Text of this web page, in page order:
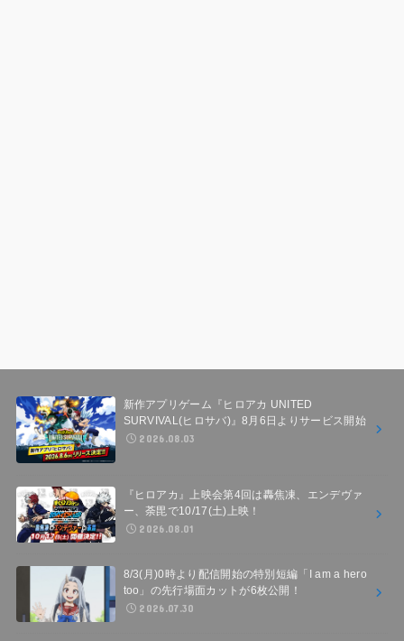
新作アプリゲーム『ヒロアカ UNITED
SURVIVAL(ヒロサバ)』8月6日よりサービス開始
2026.08.03
『ヒロアカ』上映会第4回は轟焦凍、エンデヴァ
ー、荼毘で10/17(土)上映！
2026.08.01
8/3(月)0時より配信開始の特別短編「I am a hero
too」の先行場面カットが6枚公開！
2026.07.30